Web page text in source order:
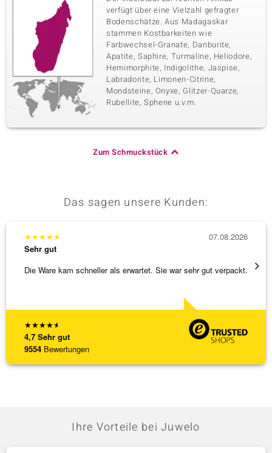
verfügt über eine Vielzahl gefragter
Bodenschätze. Aus Madagaskar
stammen Kostbarkeiten wie
Farbwechsel-Granate, Danburite,
Apatite, Saphire, Turmaline, Heliodore,
Hemimorphite, Indigolithe, Jaspise,
Labradorite, Limonen-Citrine,
Mondsteine, Onyxe, Glitzer-Quarze,
Rubellite, Sphene u.v.m.
Zum Schmuckstück
Das sagen unsere Kunden:
★★★★★
4,7 Sehr gut
9554 Bewertungen
★★★★★
Sehr gut
Die Ware kam schneller als erwartet. Sie war sehr gut verpackt.
07.08.2026
Ihre Vorteile bei Juwelo